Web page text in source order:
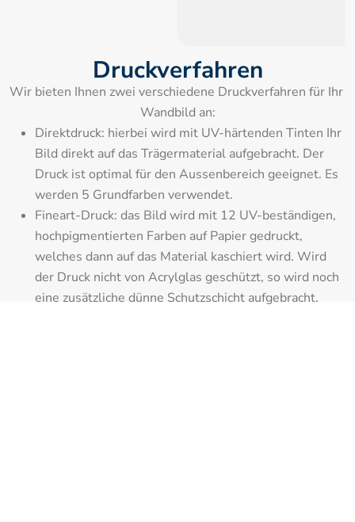
Druckverfahren
Wir bieten Ihnen zwei verschiedene Druckverfahren für Ihr
Wandbild an:
Direktdruck: hierbei wird mit UV-härtenden Tinten Ihr
Bild direkt auf das Trägermaterial aufgebracht. Der
Druck ist optimal für den Aussenbereich geeignet. Es
werden 5 Grundfarben verwendet.
Fineart-Druck: das Bild wird mit 12 UV-beständigen,
hochpigmentierten Farben auf Papier gedruckt,
welches dann auf das Material kaschiert wird. Wird
der Druck nicht von Acrylglas geschützt, so wird noch
eine zusätzliche dünne Schutzschicht aufgebracht.